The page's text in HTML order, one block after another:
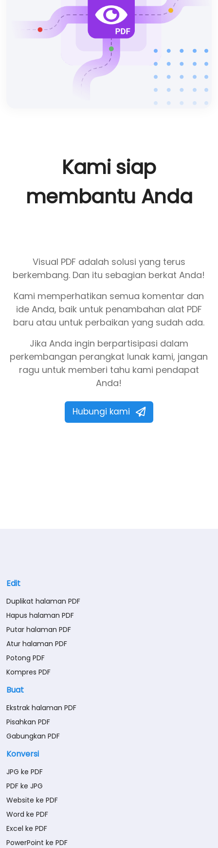
Kami siap
membantu Anda
Visual PDF adalah solusi yang terus
berkembang. Dan itu sebagian berkat Anda!
Kami memperhatikan semua komentar dan
ide Anda, baik untuk penambahan alat PDF
baru atau untuk perbaikan yang sudah ada.
Jika Anda ingin berpartisipasi dalam
perkembangan perangkat lunak kami, jangan
ragu untuk memberi tahu kami pendapat
Anda!
Hubungi kami
Edit
Duplikat halaman PDF
Hapus halaman PDF
Putar halaman PDF
Atur halaman PDF
Potong PDF
Kompres PDF
Buat
Ekstrak halaman PDF
Pisahkan PDF
Gabungkan PDF
Konversi
JPG ke PDF
PDF ke JPG
Website ke PDF
Word ke PDF
Excel ke PDF
PowerPoint ke PDF